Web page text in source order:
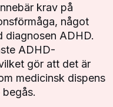
krav på
något
diagnosen ADHD.
ADHD-
gör att det är
medicinsk dispens